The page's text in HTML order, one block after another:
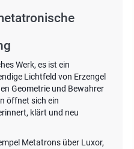
Werk, es ist ein
Lichtfeld von Erzengel
Geometrie und Bewahrer
öffnet sich ein
klärt und neu
Metatrons über Luxor,